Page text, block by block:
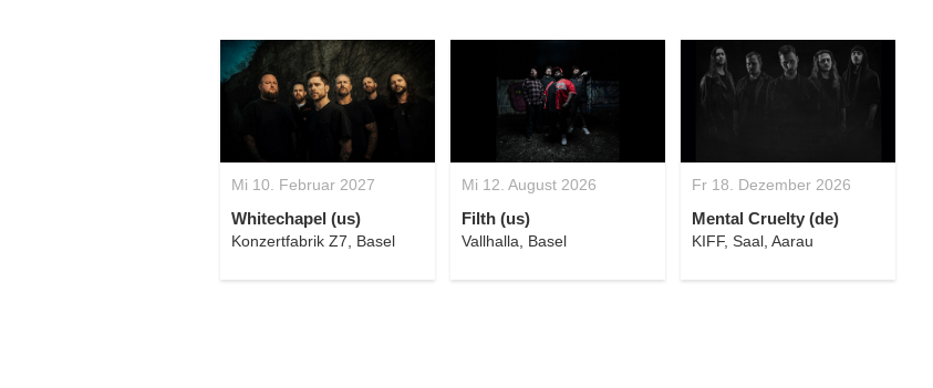
Mi 10. Februar 2027
Whitechapel (us)
Konzertfabrik Z7, Basel
Mi 12. August 2026
Filth (us)
Vallhalla, Basel
Fr 18. Dezember 2026
Mental Cruelty (de)
KIFF, Saal, Aarau